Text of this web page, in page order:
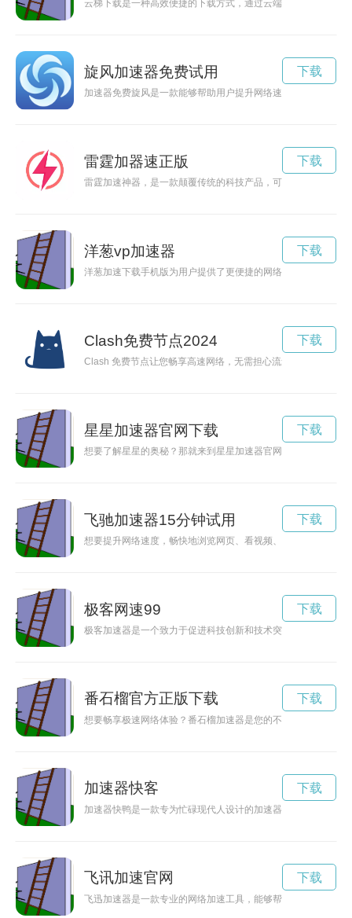
云梯下载是一种高效便捷的下载方式，通过云端服务器提供的
旋风加速器免费试用
加速器免费旋风是一款能够帮助用户提升网络速度、提高加速
下载
雷霆加器速正版
雷霆加速神器，是一款颠覆传统的科技产品，可以极大地提升
下载
洋葱vp加速器
洋葱加速下载手机版为用户提供了更便捷的网络加速服务，让
下载
Clash免费节点2024
Clash 免费节点让您畅享高速网络，无需担心流量限制。随时
下载
星星加速器官网下载
想要了解星星的奥秘？那就来到星星加速器官网，探索宇宙的
下载
飞驰加速器15分钟试用
想要提升网络速度，畅快地浏览网页、看视频、玩游戏？不妨
下载
极客网速99
极客加速器是一个致力于促进科技创新和技术突破的平台，为
下载
番石榴官方正版下载
想要畅享极速网络体验？番石榴加速器是您的不二选择。赶快
下载
加速器快客
加速器快鸭是一款专为忙碌现代人设计的加速器产品，能够有
下载
飞讯加速官网
飞迅加速器是一款专业的网络加速工具，能够帮助用户快速稳
下载